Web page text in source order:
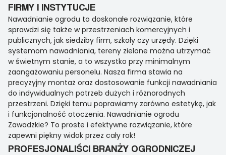
FIRMY I INSTYTUCJE
Nawadnianie ogrodu to doskonałe rozwiązanie, które
sprawdzi się także w przestrzeniach komercyjnych i
publicznych, jak siedziby firm, szkoły czy urzędy. Dzięki
systemom nawadniania, tereny zielone można utrzymać
w świetnym stanie, a to wszystko przy minimalnym
zaangażowaniu personelu. Nasza firma stawia na
precyzyjny montaż oraz dostosowanie funkcji nawadniania
do indywidualnych potrzeb dużych i różnorodnych
przestrzeni. Dzięki temu poprawiamy zarówno estetykę, jak
i funkcjonalność otoczenia. Nawadnianie ogrodu
Zawadzkie? To proste i efektywne rozwiązanie, które
zapewni piękny widok przez cały rok!
PROFESJONALIŚCI BRANŻY OGRODNICZEJ